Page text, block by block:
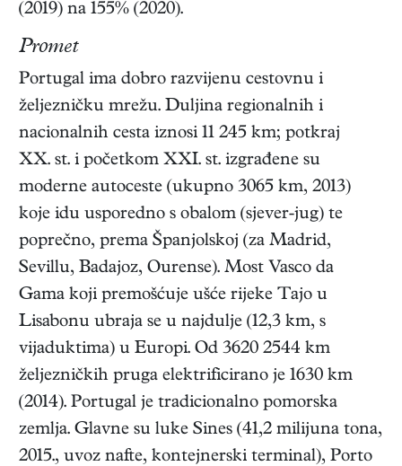
(2019) na 155% (2020).
Promet
Portugal ima dobro razvijenu cestovnu i
željezničku mrežu. Duljina regionalnih i
nacionalnih cesta iznosi 11 245 km; potkraj
XX. st. i početkom XXI. st. izgrađene su
moderne autoceste (ukupno 3065 km, 2013)
koje idu usporedno s obalom (sjever-jug) te
poprečno, prema Španjolskoj (za Madrid,
Sevillu, Badajoz, Ourense). Most Vasco da
Gama koji premošćuje ušće rijeke Tajo u
Lisabonu ubraja se u najdulje (12,3 km, s
vijaduktima) u Europi. Od 3620 2544 km
željezničkih pruga elektrificirano je 1630 km
(2014). Portugal je tradicionalno pomorska
zemlja. Glavne su luke Sines (41,2 milijuna tona,
2015., uvoz nafte, kontejnerski terminal), Porto